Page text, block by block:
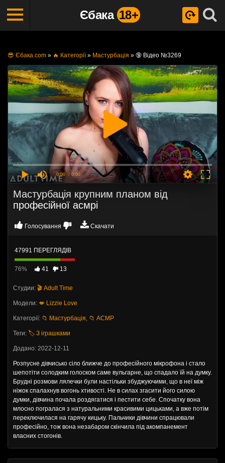
Єбака 18+
😎 Єбака.com » 🔥 Категорії» Мастурбація » 🔞 Відео №3269
0:00 / 0:00
Мастурбація крупним планом від
професійної асмрі
Голосування Скачати
47991 ПЕРЕГЛЯДІВ
76% 41 13
Студии: 🎬 Adult Time
Модели: 💋 Lizzie Love
Категорії: 📁 Мастурбація, 📁 АСМР
Теги: 🏷️ З іграшками
Додано: 2022-12-11
Розпусне дівчисько сіло ближче до професійного мікрофона і стало
шепотіти солодким голоском саме вульгарне, що спадало їй на думку.
Брудні розмови лялечки були настільки збуджуючими, що в неї між
ніжок спалахнув вогонь хтивості. Не в силах згасити його силою
думки, дівчина почала роздягатися і пестити себе. Спочатку вона
млосно погралася з натуральними красивими цицьками, а вже потім
переключилася на гарячу кицьку. Пальчики дівчини спрацювали
професійно, тож вона незабаром скінчила під акомпанемент
власних стогонів.